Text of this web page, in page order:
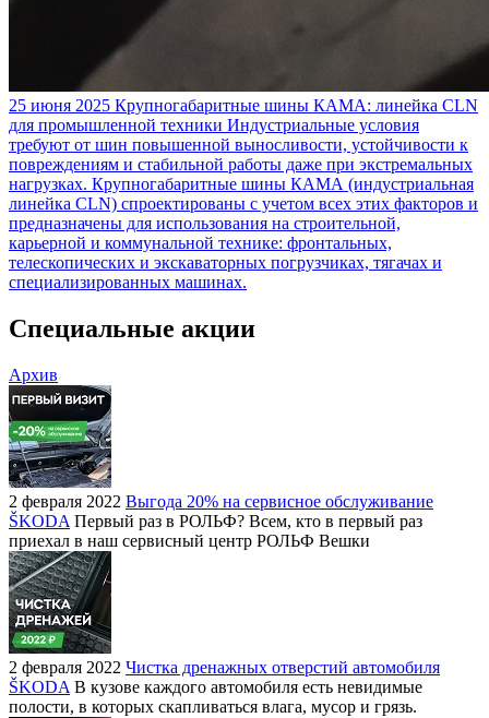
25 июня 2025 Крупногабаритные шины КАМА: линейка CLN
для промышленной техники Индустриальные условия
требуют от шин повышенной выносливости, устойчивости к
повреждениям и стабильной работы даже при экстремальных
нагрузках. Крупногабаритные шины КАМА (индустриальная
линейка CLN) спроектированы с учетом всех этих факторов и
предназначены для использования на строительной,
карьерной и коммунальной технике: фронтальных,
телескопических и экскаваторных погрузчиках, тягачах и
специализированных машинах.
Специальные акции
Архив
2 февраля 2022 Выгода 20% на сервисное обслуживание
ŠKODA Первый раз в РОЛЬФ? Всем, кто в первый раз
приехал в наш сервисный центр РОЛЬФ Вешки
2 февраля 2022 Чистка дренажных отверстий автомобиля
ŠKODA В кузове каждого автомобиля есть невидимые
полости, в которых скапливаться влага, мусор и грязь.